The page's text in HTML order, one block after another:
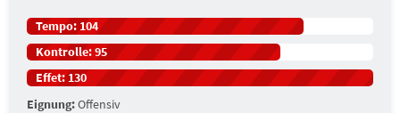
Tempo: 104
Kontrolle:95
Effet:130
Eignung:Offensiv